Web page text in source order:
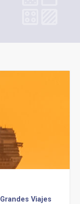
Viajes